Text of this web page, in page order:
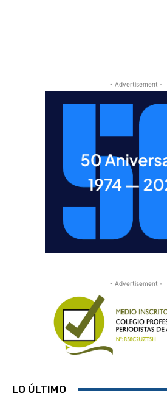
- Advertisement -
- Advertisement -
LO ÚLTIMO